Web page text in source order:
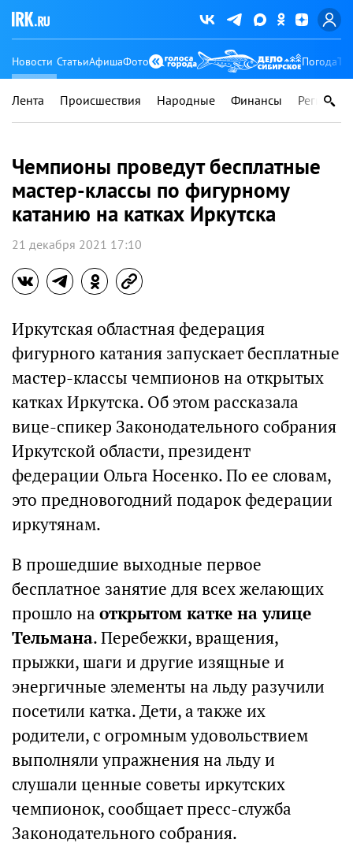
Новости СтатьиАфишаФото Погода
Лента Происшествия Народные Финансы Регионы
Чемпионы проведут бесплатные
мастер-классы по фигурному
катанию на катках Иркутска
21 декабря 2021 17:10
Иркутская областная федерация
фигурного катания запускает бесплатные
мастер-классы чемпионов на открытых
катках Иркутска. Об этом рассказала
вице-спикер Законодательного cобрания
Иркутской области, президент
федерации Ольга Носенко. По ее словам,
это предновогодний подарок федерации
иркутянам.
В прошедшие выходные первое
бесплатное занятие для всех желающих
прошло на открытом катке на улице
Тельмана. Перебежки, вращения,
прыжки, шаги и другие изящные и
энергичные элементы на льду разучили
посетили катка. Дети, а также их
родители, с огромным удовольствием
выполняли упражнения на льду и
слушали ценные советы иркутских
чемпионок, сообщает пресс-служба
Законодательного собрания.